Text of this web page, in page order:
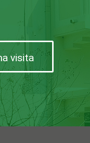
visita